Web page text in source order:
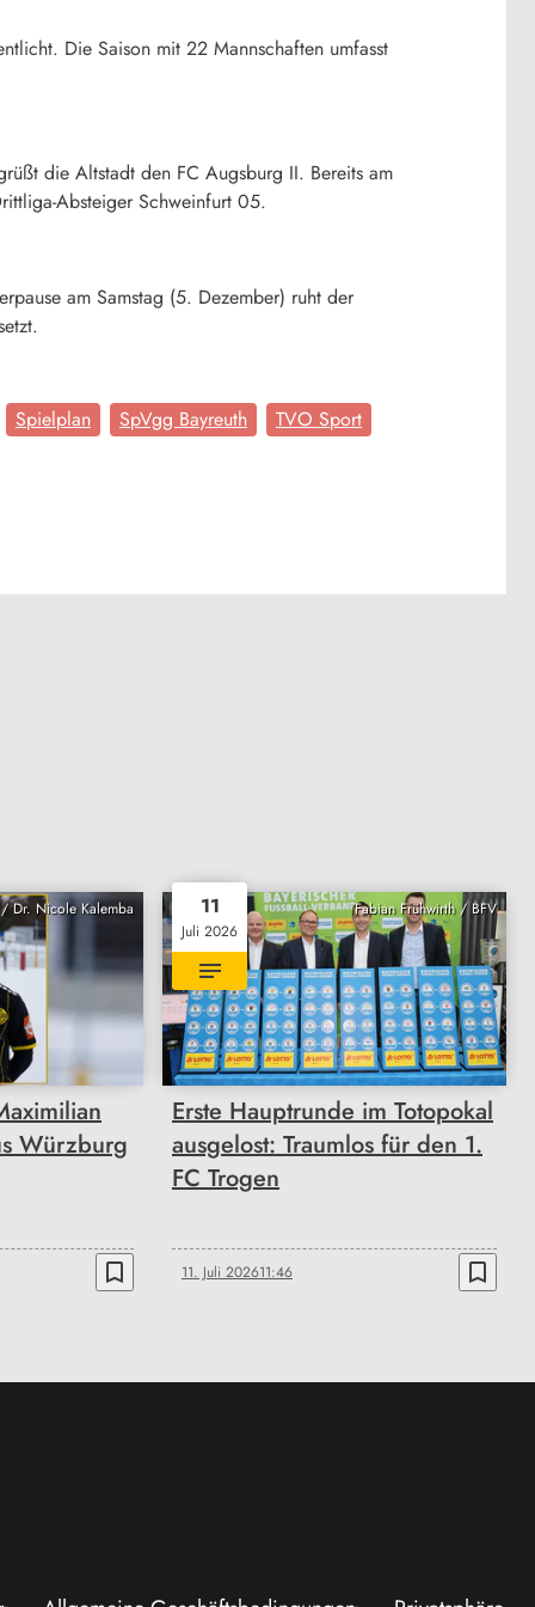
Die Saison mit 22 Mannschaften umfasst
die Altstadt den FC Augsburg II. Bereits am
Absteiger Schweinfurt 05.
am Samstag (5. Dezember) ruht der
Spielplan SpVgg Bayreuth TVO Sport
Dr. Nicole Kalemba
Würzburg
bookmark_border
Fabian Frühwirth / BFV
11
Juli 2026
Erste Hauptrunde im Totopokal
ausgelost: Traumlos für den 1.
FC Trogen
11. Juli 202611:46 bookmark_border